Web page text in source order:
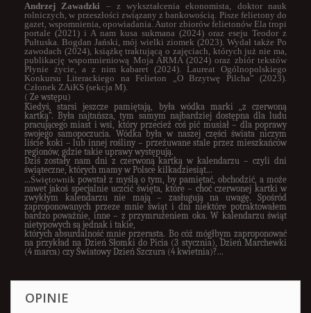
Andrzej Zawadzki – z wykształcenia ekonomista, doktor nauk
rolniczych, w przeszłości związany z bankowością. Pisze felietony do
gazet, wspomnienia, opowiadania. Autor zbiorów felietonów Ela tropi
portale (2021) i A nam kusa sukmana (2024) oraz eseju Teodor z
Pułtuska. Bogdan Jański, mój wielki ziomek (2023). Wydał także Po
zawodach (2024), książkę traktującą o zajęciach, których już nie ma,
publikację wspomnieniową Moja ARMA(2024) oraz zbiór tekstów
Płynie życie, a z nim kabaret (2024). Laureat Ogólnopolskiego
Konkursu Literackiego na Felieton „O Brzytwę Pilcha” (2023).
Członek ZAiKS (sekcja M).
( Ze wstępu)
Kiedyś, starsi jeszcze pamiętają, była wódka marki „z czerwoną
kartką”. Była najtańsza, tym samym najbardziej dostępna dla ludu
pracującego miast i wsi, który przecież coś pić musiał – dla poprawy
swojego samopoczucia. Wódka była w naszej części świata niczym
liście koki – lub innej rośliny – przeżuwane stale przez mieszkańców
regionów, gdzie takie uprawy występują.
Dziś zostały nam dni z czerwoną kartką w kalendarzu – czyli dni
świąteczne, których mamy w Polsce kilkadziesiąt...
...Świętownik powstał z myślą o tym, by pamiętać, obchodzić, a może
nawet jakoś specjalnie uczcić święta, które – choć czerwonej kartki w
zwykłym kalendarzu nie mają – zasługują na uwagę. Spośród
zaproponowanych przeze mnie świąt i dni niektóre potraktowałem
bardzo poważnie, inne – z przymrużeniem oka. W kalendarzu świąt
nietypowych są jednak i takie,
których absurdalność mnie przerasta. Bo cóż mógłbym zaproponować
na przykład na Dzień Słomki do Picia (3 stycznia), Dzień Marchewki
(4 marca) czy Światowy Dzień Szczura (4 kwietnia)?…
OPINIE